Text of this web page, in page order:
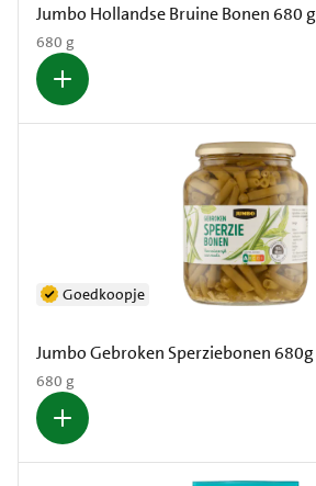
Jumbo Hollandse Bruine Bonen 680 g
680 g
Jumbo Gebroken Sperziebonen 680g
680 g
Goedkoopje